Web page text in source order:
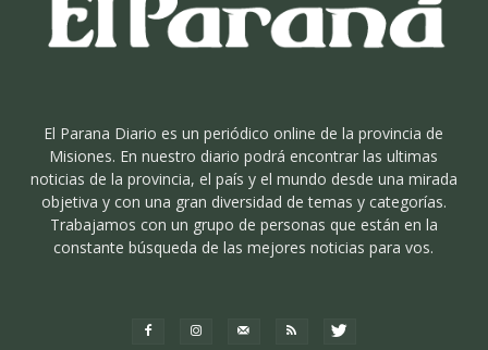
El Parana Diario es un periódico online de la provincia de
Misiones. En nuestro diario podrá encontrar las ultimas
noticias de la provincia, el país y el mundo desde una mirada
objetiva y con una gran diversidad de temas y categorías.
Trabajamos con un grupo de personas que están en la
constante búsqueda de las mejores noticias para vos.